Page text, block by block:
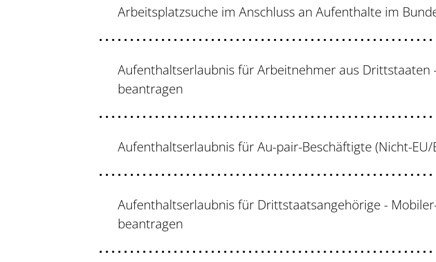
Arbeitsplatzsuche im Anschluss an Aufenthalte im
Aufenthaltserlaubnis für Arbeitnehmer aus Drittstaaten
beantragen
Aufenthaltserlaubnis für Au-pair-Beschäftigte (Nicht-EU/
Aufenthaltserlaubnis für Drittstaatsangehörige -
beantragen